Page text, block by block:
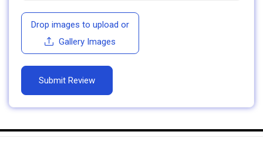
Drop images to upload or
Gallery Images